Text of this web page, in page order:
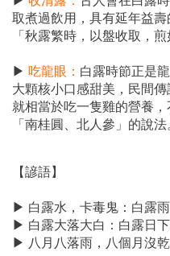
取煮過飲用，具有延年益壽
「秋露繁時，以盤收取，
▶ 吃龍眼： 白露時節正是
大顆核小口感甜美，民間
就相當於吃一隻雞的營養
「南桂圓、北人參」的說法
【諺語】
▶ 白露水，卡毒鬼：白露雨
▶ 白露大落大白：白露日
▶ 八月八落雨，八個月沒